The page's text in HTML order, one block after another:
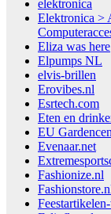
elektronica
Elektronica >
Eliza was here
Elpumps NL
elvis-brillen
Erovibes.nl
Esrtech.com
Eten en
EU
Evenaar.net
Fashionize.nl